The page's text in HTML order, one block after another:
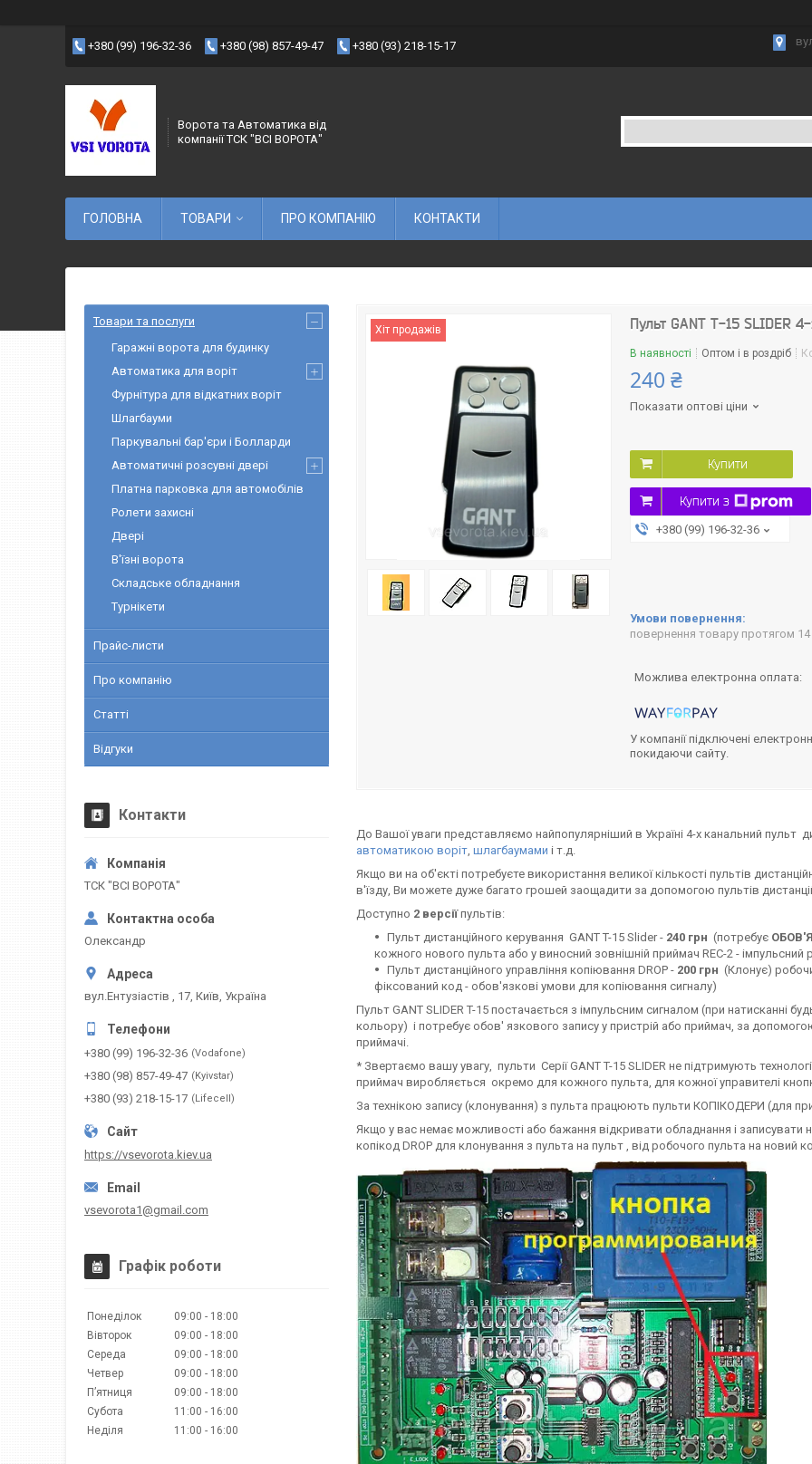
+380 (99) 196-32-36 +380 (98) 857-49-47 +380 (93) 218-15-17
Ворота та Автоматика від
компанії ТСК "ВСІ ВОРОТА"
ГОЛОВНА ТОВАРИ ПРО КОМПАНІЮ КОНТАКТИ
Хіт продажів Пульт GANT T-15 SLIDER
В наявності Оптом і в роздріб
240 ₴
Показати оптові ціни
Купити
Купити з
+380 (99) 196-32-36
повернення товару протягом
У компанії підключені
покидаючи сайту.
До Вашої уваги представляємо найпопулярніший в Україні 4-х канальний пульт
автоматикою воріт, шлагбаумами і т.д.
Якщо ви на об'єкті потребуєте використання великої кількості пультів
в'їзду, Ви можете дуже багато грошей заощадити за допомогою пультів
Доступно 2 версіїпультів:
Пульт дистанційного керування GANT T-15 Slider - 240 грн (потребує
кожного нового пульта або у виносний зовнішній приймач REC-2 -
Пульт дистанційного управління копіювання DROP - 200 грн (Клонує)
фіксований код - обов'язкові умови для копіювання сигналу)
Пульт GANT SLIDER T-15 постачається з імпульсним сигналом (при натисканні
кольору) і потребує обов' язкового запису у пристрій або приймач, за
приймачі.
* Звертаємо вашу увагу, пульти Серії GANT T-15 SLIDER не підтримують
приймач виробляється окремо для кожного пульта, для кожної управителі
За технікою запису (клонування) з пульта працюють пульти КОПІКОДЕРИ (для
Якщо у вас немає можливості або бажання відкривати обладнання і
копікод DROP для клонування з пульта на пульт , від робочого пульта на новий
Товари та послуги
Гаражні ворота для будинку
Автоматика для воріт
Фурнітура для відкатних воріт
Шлагбауми
Паркувальні бар'єри і Болларди
Автоматичні розсувні двері
Платна парковка для автомобілів
Ролети захисні
Двері
В'їзні ворота
Складське обладнання
Турнікети
Прайс-листи
Про компанію
Статті
Відгуки
Контакти
ТСК "ВСІ ВОРОТА"
Олександр
вул.Ентузіастів , 17, Київ, Україна
+380 (99) 196-32-36 Vodafone
+380 (98) 857-49-47 Kyivstar
+380 (93) 218-15-17 Lifecell
https://vsevorota.kiev.ua
vsevorota1@gmail.com
Графік роботи
Понеділок 09:00
18:00
Вівторок
09:00
18:00
Середа
09:00
18:00
Четвер
09:00
18:00
Пʼятниця
09:00
18:00
Субота
11:00
16:00
Неділя
11:00 16:00